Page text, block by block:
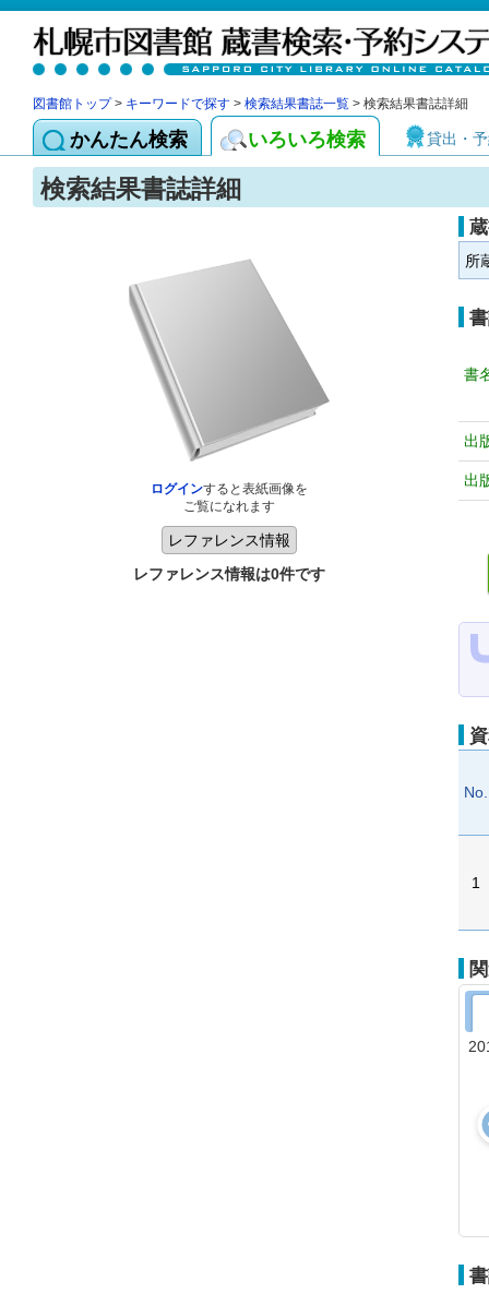
図書館トップ> キーワードで探す > 検索結果書誌一覧 > 検索結果書誌詳細
かんたん検索 いろいろ検索 貸出・
検索結果書誌詳細
ログインすると表紙画像を
ご覧になれます
レファレンス情報は0件です
所
書
出
出
No.
1